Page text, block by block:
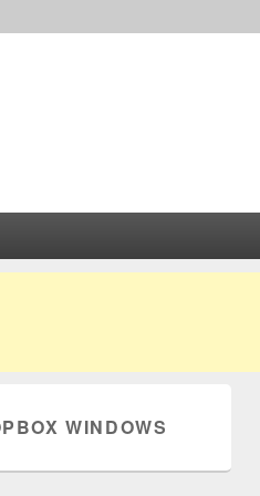
WINDOWS